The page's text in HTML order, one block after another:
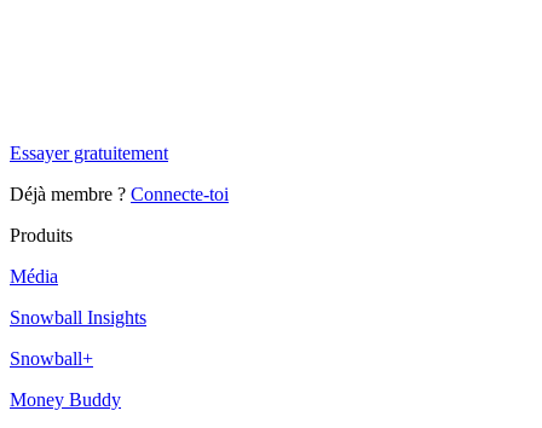
Essayer gratuitement
Déjà membre ? Connecte-toi
Produits
Média
Snowball Insights
Snowball+
Money Buddy